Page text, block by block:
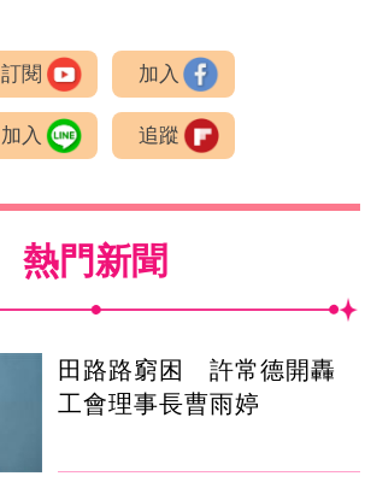
訂閱 加入
加入 追蹤
熱門新聞
田路路窮困 許常德開轟
工會理事長曹雨婷